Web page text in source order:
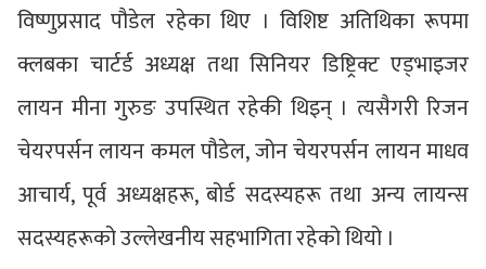
विष्णुप्रसाद पौडेल रहेका थिए । विशिष्ट अतिथिका रूपमा
क्लबका चार्टर्ड अध्यक्ष तथा सिनियर डिष्ट्रिक्ट एड्भाइजर
लायन मीना गुरुङ उपस्थित रहेकी थिइन् । त्यसैगरी रिजन
चेयरपर्सन लायन कमल पौडेल, जोन चेयरपर्सन लायन माधव
आचार्य, पूर्व अध्यक्षहरू, बोर्ड सदस्यहरू तथा अन्य लायन्स
सदस्यहरूको उल्लेखनीय सहभागिता रहेको थियो ।